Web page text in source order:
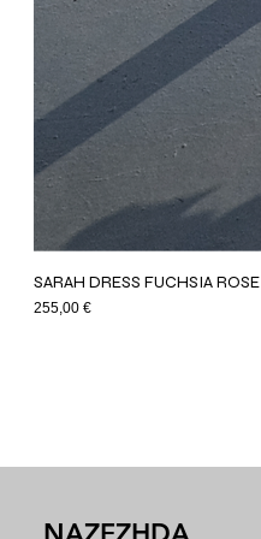
SARAH DRESS FUCHSIA ROSE
Price
255,00 €